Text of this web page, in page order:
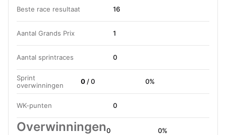
Beste race resultaat 16
Aantal Grands Prix 1
Aantal sprintraces 0
Sprint
overwinningen
0 / 0 0%
WK-punten 0
Overwinningen0 0%